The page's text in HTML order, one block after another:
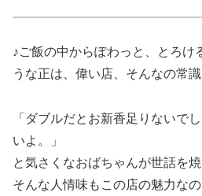
♪ご飯の中からぽわっと、とろけ
うな正は、偉い店、そんなの常
「ダブルだとお新香足りないで
いよ。」
と気さくなおばちゃんが世話を焼
そんな人情味もこの店の魅力なの